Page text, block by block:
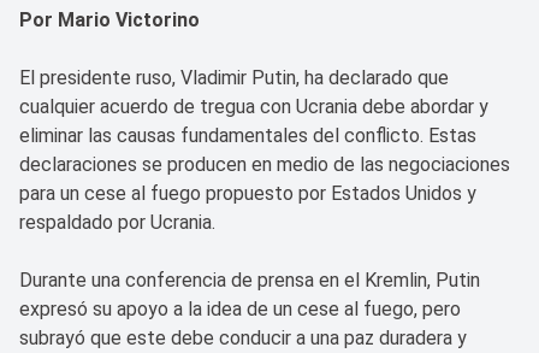
Por Mario Victorino
El presidente ruso, Vladimir Putin, ha declarado que
cualquier acuerdo de tregua con Ucrania debe abordar y
eliminar las causas fundamentales del conflicto. Estas
declaraciones se producen en medio de las negociaciones
para un cese al fuego propuesto por Estados Unidos y
respaldado por Ucrania.
Durante una conferencia de prensa en el Kremlin, Putin
expresó su apoyo a la idea de un cese al fuego, pero
subrayó que este debe conducir a una paz duradera y